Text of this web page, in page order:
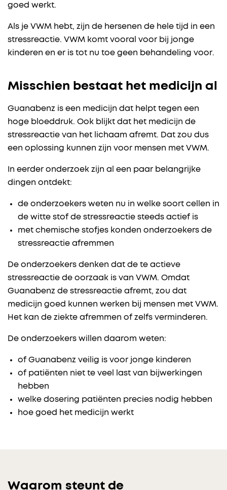
goed werkt.
Als je VWM hebt, zijn de hersenen de hele tijd in een
stressreactie. VWM komt vooral voor bij jonge
kinderen en er is tot nu toe geen behandeling voor.
Misschien bestaat het medicijn al
Guanabenz is een medicijn dat helpt tegen een
hoge bloeddruk. Ook blijkt dat het medicijn de
stressreactie van het lichaam afremt. Dat zou dus
een oplossing kunnen zijn voor mensen met VWM.
In eerder onderzoek zijn al een paar belangrijke
dingen ontdekt:
de onderzoekers weten nu in welke soort cellen in
de witte stof de stressreactie steeds actief is
met chemische stofjes konden onderzoekers de
stressreactie afremmen
De onderzoekers denken dat de te actieve
stressreactie de oorzaak is van VWM. Omdat
Guanabenz de stressreactie afremt, zou dat
medicijn goed kunnen werken bij mensen met VWM.
Het kan de ziekte afremmen of zelfs verminderen.
De onderzoekers willen daarom weten:
of Guanabenz veilig is voor jonge kinderen
of patiënten niet te veel last van bijwerkingen
hebben
welke dosering patiënten precies nodig hebben
hoe goed het medicijn werkt
Waarom steunt de